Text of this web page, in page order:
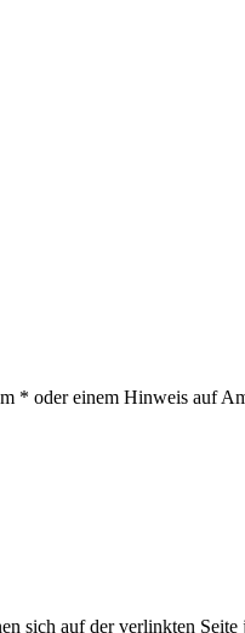
* oder einem Hinweis auf
sich auf der verlinkten